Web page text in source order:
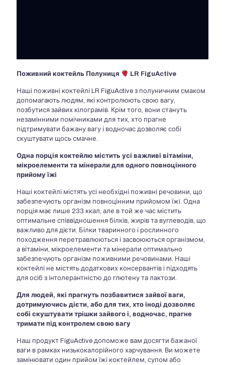
Поживний коктейль Полуниця LR FiguActive
Наші поживні коктейлі LR FiguActive з полуничним смаком
допомагають людям, які контролюють свою вагу,
позбутися зайвих кілограмів. Крім того, вони стануть
незамінними помічниками для тих, хто прагне
підтримувати бажану вагу і водночас дозволяє собі
скуштувати щось смачне.
Одна порція коктейлю містить усі важливі вітаміни,
мікроелементи та мінерали для одного повноцінного
прийому їжі
Наші коктейлі містять усі необхідні поживні речовини, що
забезпечують організм повноцінним прийомом їжі. Одна
порція має лише 233 ккал, але в той же час містить
оптимальне співвідношення білків, жирів та вуглеводів, що
важливо для дієти. Білки тваринного і рослинного
походження перетравлюються і засвоюються організмом,
а вітаміни, мікроелементи та мінерали оптимально
забезпечують організм поживними речовинами. Наші
коктейлі не містять додаткових консервантів і підходять
для осіб з інтолерантністю до глютену та лактози.
Для людей, які прагнуть позбавитися зайвої ваги,
дотримуючись дієти, або для тих, хто іноді дозволяє
собі скуштувати трішки зайвого і, водночас, прагне
тримати під контролем свою вагу
Наш продукт FiguActive допоможе вам досягти бажаної
ваги в рамках низькокалорійного харчування. Ви можете
замінювати один прийом їжі коктейлем, супом або